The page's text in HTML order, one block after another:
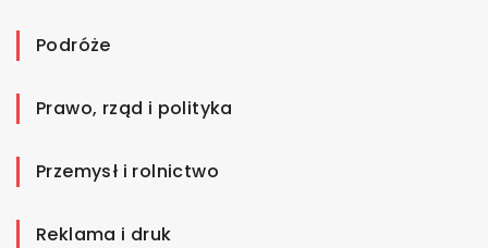
Podróże
Prawo, rząd i polityka
Przemysł i rolnictwo
Reklama i druk